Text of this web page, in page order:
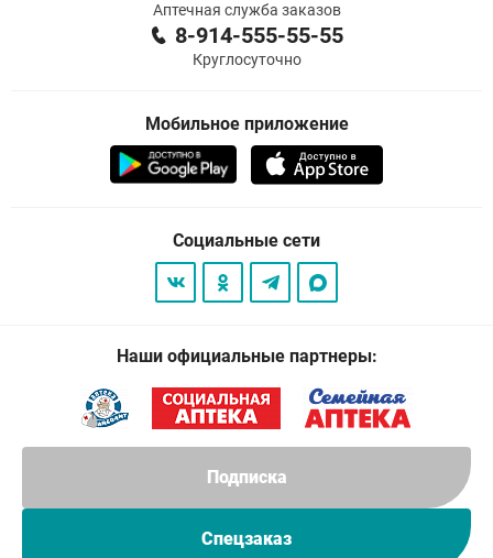
Подписка
Спецзаказ
Аптечная служба заказов
8-914-555-55-55
Круглосуточно
Мобильное приложение
Социальные сети
Наши официальные партнеры: